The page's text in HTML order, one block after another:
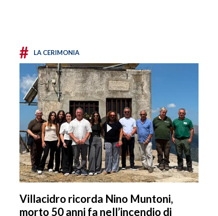
# LA CERIMONIA
Villacidro ricorda Nino Muntoni,
morto 50 anni fa nell’incendio di